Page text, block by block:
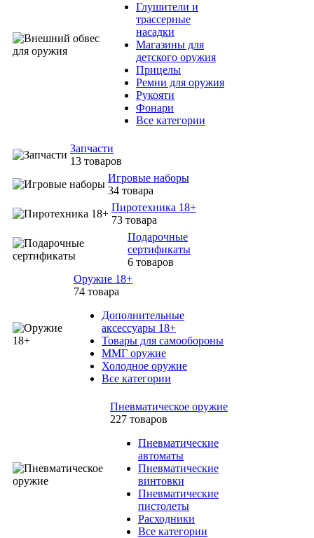
Глушители и
трассерные
насадки
Магазины для
детского оружия
Прицелы
Ремни для оружия
Рукояти
Фонари
Все категории
Запчасти
13 товаров
Игровые наборы
34 товара
Пиротехника 18+
73 товара
Подарочные
сертификаты
6 товаров
Оружие 18+
74 товара
Дополнительные
аксессуары 18+
Товары для самообороны
ММГ оружие
Холодное оружие
Все категории
Пневматическое оружие
227 товаров
Пневматические
автоматы
Пневматические
винтовки
Пневматические
пистолеты
Расходники
Все категории